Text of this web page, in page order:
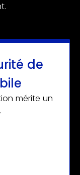
de
mérite un